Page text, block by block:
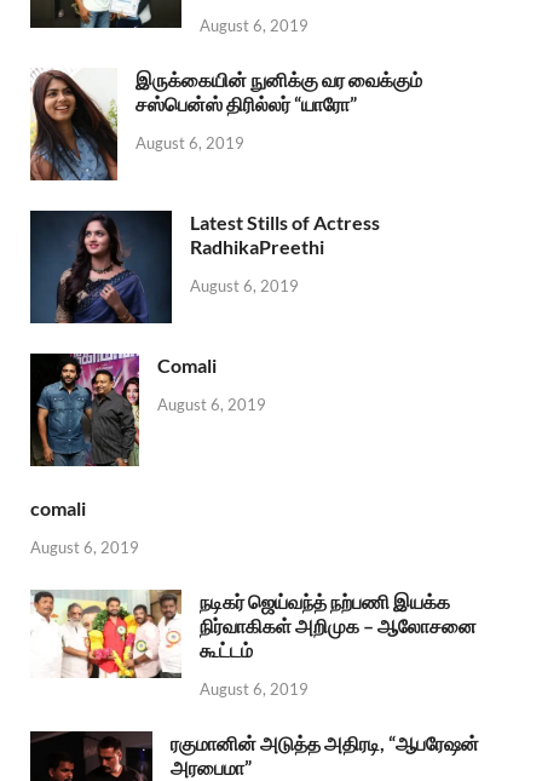
August 6, 2019
இருக்கையின் நுனிக்கு வர வைக்கும்
சஸ்பென்ஸ் திரில்லர் “யாரோ”
August 6, 2019
Latest Stills of Actress
RadhikaPreethi
August 6, 2019
Comali
August 6, 2019
comali
August 6, 2019
நடிகர் ஜெய்வந்த் நற்பணி இயக்க
நிர்வாகிகள் அறிமுக – ஆலோசனை
கூட்டம்
August 6, 2019
ரகுமானின் அடுத்த அதிரடி, “ஆபரேஷன்
அரபைமா”